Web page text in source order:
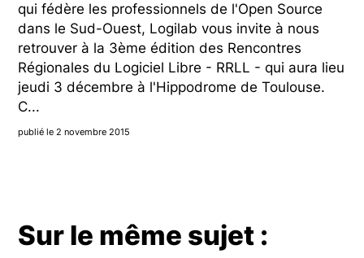
qui fédère les professionnels de l'Open Source
dans le Sud-Ouest, Logilab vous invite à nous
retrouver à la 3ème édition des Rencontres
Régionales du Logiciel Libre - RRLL - qui aura lieu
jeudi 3 décembre à l'Hippodrome de Toulouse.
C...
publié le 2 novembre 2015
Sur le même sujet :